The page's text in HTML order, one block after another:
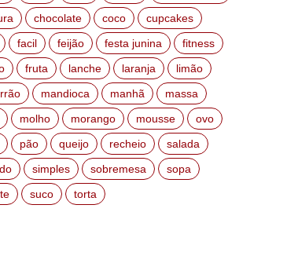
chocolate coco
cupcakes
facil feijão festa junina
fitness
fruta lanche laranja
limão
mandioca manhã
massa
molho morango mousse
ovo
pão queijo recheio
salada
simples sobremesa
sopa
suco torta